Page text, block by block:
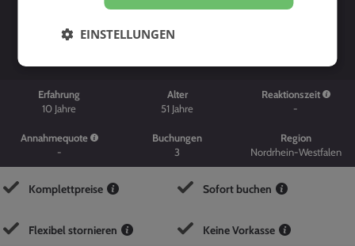
Erfahrung
10 Jahre
Alter
51 Jahre
Reaktionszeit
-
Annahmequote
-
Buchungen
3
Region
Nordrhein-Westfalen
Komplettpreise Sofort buchen
Flexibel stornieren Keine Vorkasse
EINSTELLUNGEN